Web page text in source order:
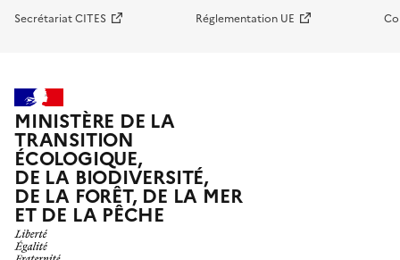
Secrétariat CITES Réglementation UE
MINISTÈRE DE LA
TRANSITION
ÉCOLOGIQUE,
DE LA BIODIVERSITÉ,
DE LA FORÊT, DE LA MER
ET DE LA PÊCHE